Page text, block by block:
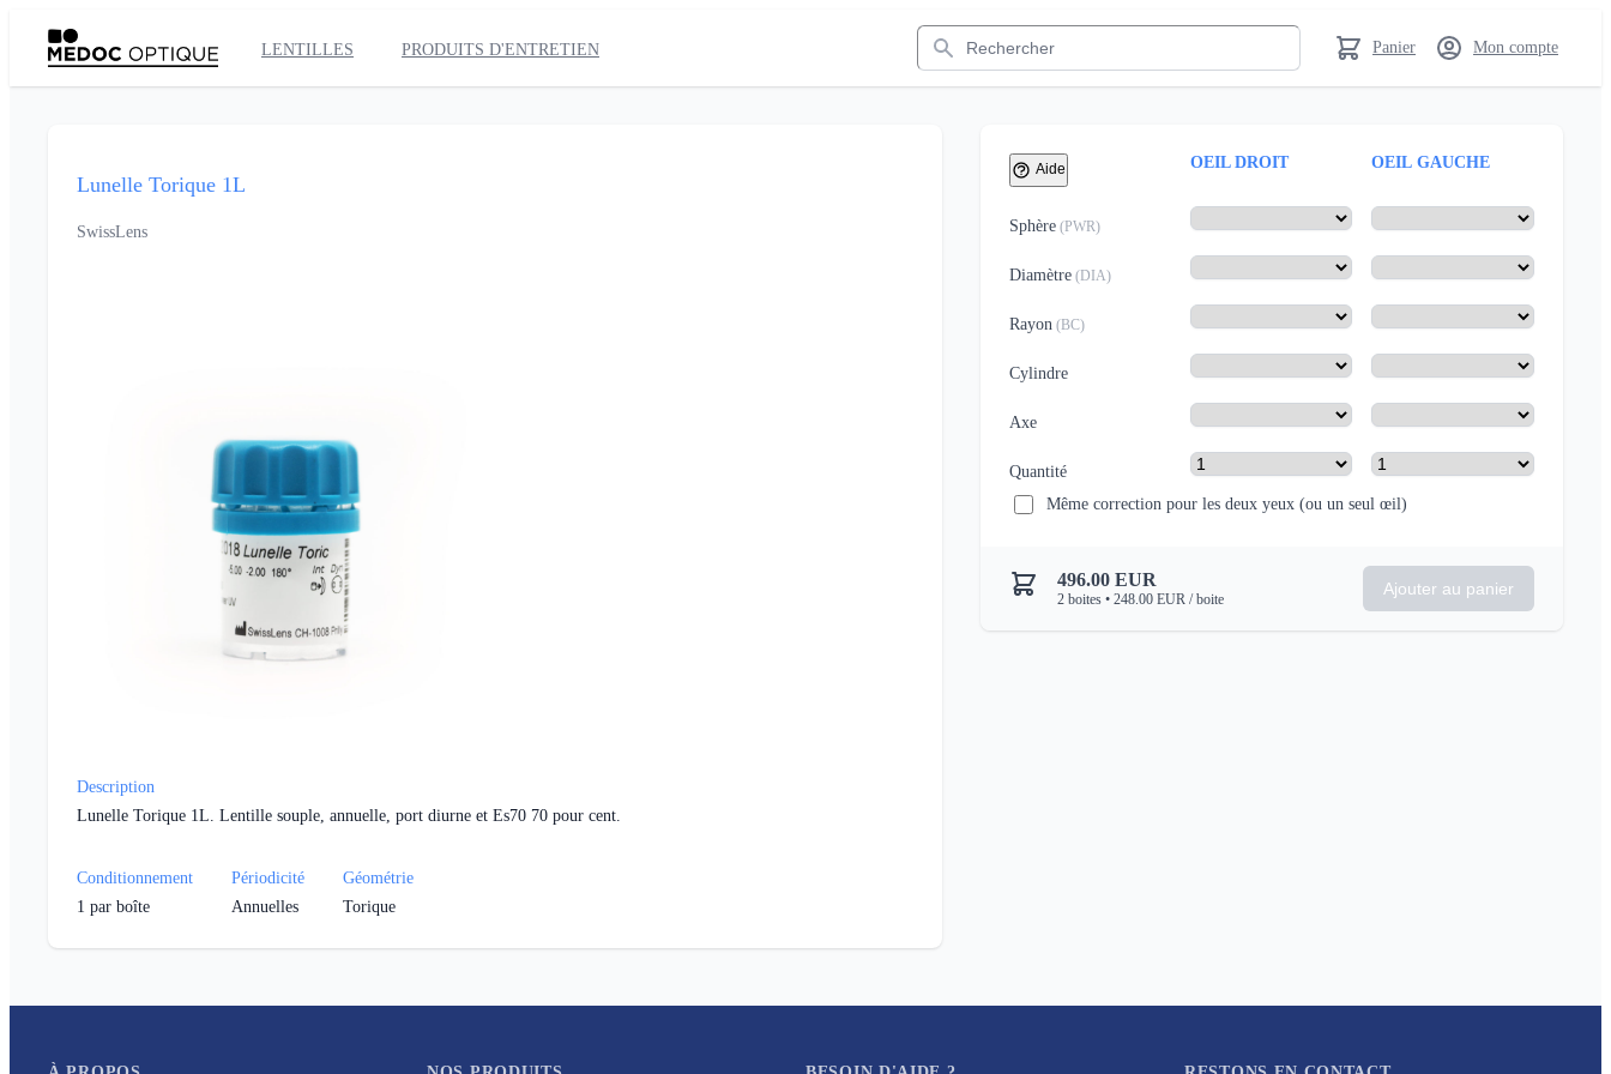
LENTILLES PRODUITS D'ENTRETIEN
Rechercher
Panier Mon compte
Lunelle Torique 1L
SwissLens
Description
Lunelle Torique 1L. Lentille souple, annuelle, port diurne et Es70 70 pour cent.
Conditionnement
1 par boîte
Périodicité
Annuelles
Géométrie
Torique
Aide OEIL DROIT OEIL GAUCHE
Sphère(PWR)
Diamètre(DIA)
Rayon(BC)
Cylindre
Axe
Quantité
Même correction pour les deux yeux (ou un seul œil)
496.00 EUR
2boites• 248.00 EUR / boite
Ajouter au panier